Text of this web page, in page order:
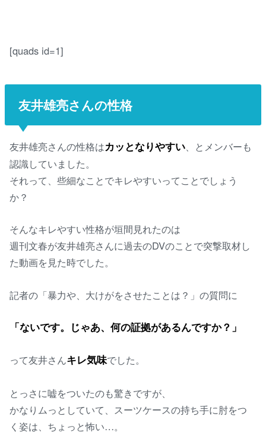
[quads id=1]
友井雄亮さんの性格
友井雄亮さんの性格はカッとなりやすい、とメンバーも
認識していました。
それって、些細なことでキレやすいってことでしょう
か？
そんなキレやすい性格が垣間見れたのは
週刊文春が友井雄亮さんに過去のDVのことで突撃取材し
た動画を見た時でした。
記者の「暴力や、大けがをさせたことは？」の質問に
「ないです。じゃあ、何の証拠があるんですか？」
って友井さんキレ気味でした。
とっさに嘘をついたのも驚きですが、
かなりムっとしていて、スーツケースの持ち手に肘をつ
く姿は、ちょっと怖い…。